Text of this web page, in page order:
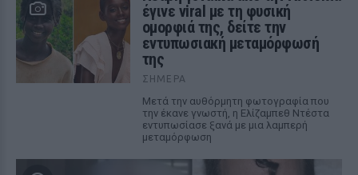
έγινε viral με τη φυσική
ομορφιά της, δείτε την
εντυπωσιακή μεταμόρφωσή
της
ΣΉΜΕΡΑ
Μετά την αυθόρμητη φωτογραφία που
την έκανε γνωστή, η Ελίζαμπεθ Ντέστα
εντυπωσίασε ξανά με μια λαμπερή
μεταμόρφωση